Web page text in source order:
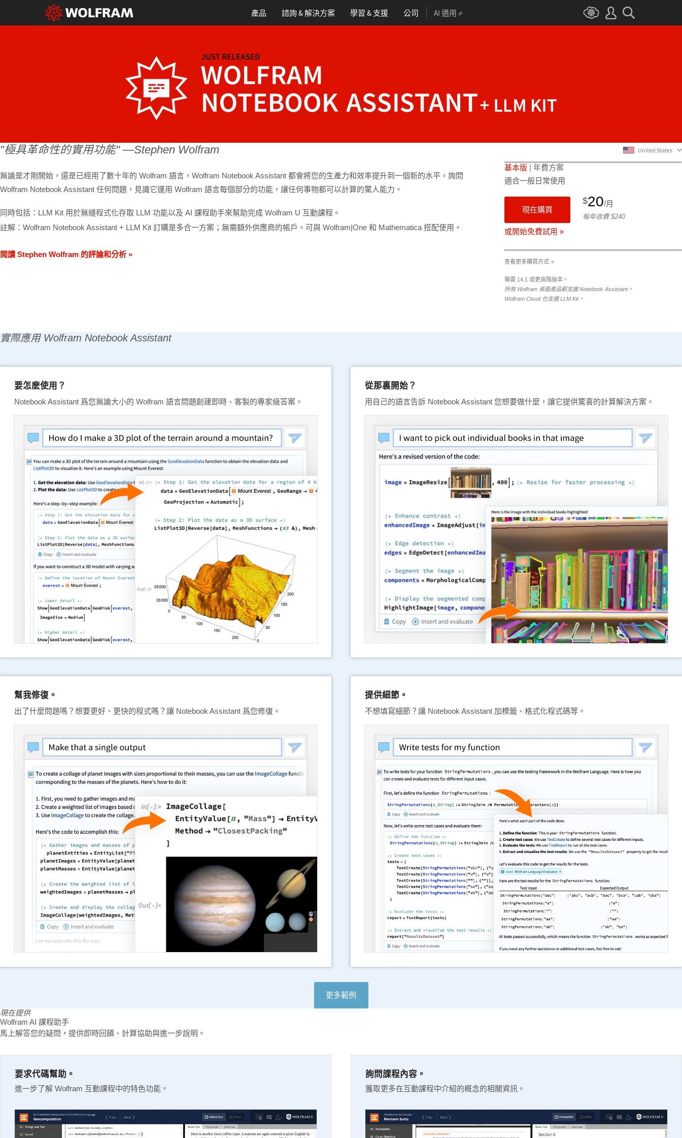
產品 諮詢 & 解決方案 學習 & 支援 公司 AI 適用
極具革命性的實用功能 —Stephen Wolfram
無論是才剛開始，還是已經用了數十年的 Wolfram 語言，Wolfram Notebook Assistant 都會將您的生產力和效率提升到一個新的水平。詢問
Wolfram Notebook Assistant 任何問題，見識它運用 Wolfram 語言每個部分的功能，讓任何事物都可以計算的驚人能力。
同時包括：LLM Kit 用於無縫程式化存取 LLM 功能以及 AI 課程助手來幫助完成 Wolfram U 互動課程。
註解：Wolfram Notebook Assistant + LLM Kit 訂購是多合一方案；無需額外供應商的帳戶。可與 Wolfram|One 和 Mathematica 搭配使用。
閲讀 Stephen Wolfram 的評論和分析
United States
基本版 | 年費方案
適合一般日常使用
$20/月
每年收費$240
現在購買
或開始免費試用
查看更多購買方式
需要 14.1 或更高階版本。
所有 Wolfram 桌面產品都支援 Notebook Assistant。
Wolfram Cloud 也支援 LLM Kit。
實際應用 Wolfram Notebook Assistant
要怎麽使用？
Notebook Assistant 爲您無論大小的 Wolfram 語言問題創建即時、客製的專家級答案。
從那裏開始？
用自己的語言告訴 Notebook Assistant 您想要做什麼，讓它提供驚喜的計算解決方案。
幫我修復。
出了什麼問題嗎？想要更好、更快的程式嗎？讓 Notebook Assistant 爲您修復。
提供細節。
不想填寫細節？讓 Notebook Assistant 加標籤、格式化程式碼等。
更多範例
現在提供
Wolfram AI 課程助手
馬上解答您的疑問，提供即時回饋、計算協助與進一步說明。
要求代碼幫助。
進一步了解 Wolfram 互動課程中的特色功能。
詢問課程內容。
獲取更多在互動課程中介紹的概念的相關資訊。